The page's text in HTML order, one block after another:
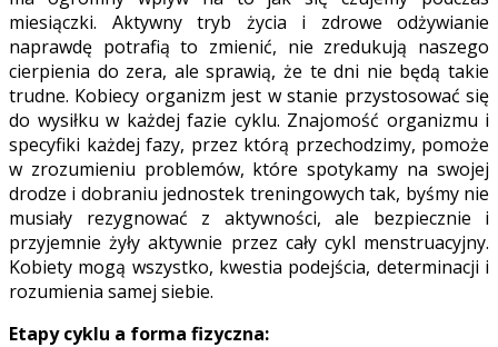
miesiączki. Aktywny tryb życia i zdrowe odżywianie
naprawdę potrafią to zmienić, nie zredukują naszego
cierpienia do zera, ale sprawią, że te dni nie będą takie
trudne. Kobiecy organizm jest w stanie przystosować się
do wysiłku w każdej fazie cyklu. Znajomość organizmu i
specyfiki każdej fazy, przez którą przechodzimy, pomoże
w zrozumieniu problemów, które spotykamy na swojej
drodze i dobraniu jednostek treningowych tak, byśmy nie
musiały rezygnować z aktywności, ale bezpiecznie i
przyjemnie żyły aktywnie przez cały cykl menstruacyjny.
Kobiety mogą wszystko, kwestia podejścia, determinacji i
rozumienia samej siebie.
Etapy cyklu a forma fizyczna: